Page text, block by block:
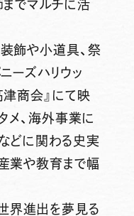
までマルチに活
飾や小道具、祭
ーズハリウッ
津商会』にて映
メ、海外事業に
どに関わる史実
業や教育まで幅
界進出を夢見る